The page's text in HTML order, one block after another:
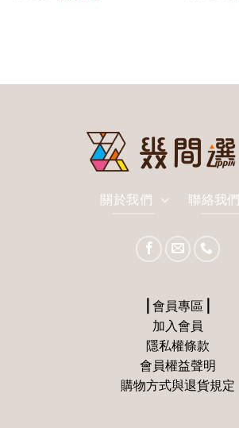
關於我們 聯絡我們
⎪會員專區⎪
加入會員
隱私權條款
會員權益聲明
購物方式與退貨規定